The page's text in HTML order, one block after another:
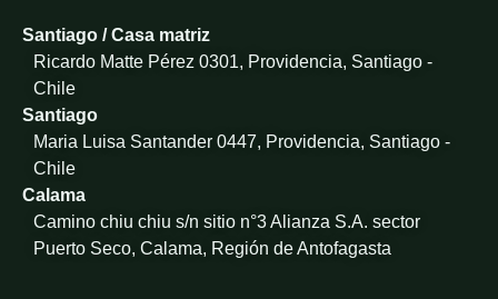
n
Santiago / Casa matriz
Ricardo Matte Pérez 0301, Providencia, Santiago -
Chile
Santiago
Maria Luisa Santander 0447, Providencia, Santiago -
Chile
Calama
Camino chiu chiu s/n sitio n°3 Alianza S.A. sector
Puerto Seco, Calama, Región de Antofagasta